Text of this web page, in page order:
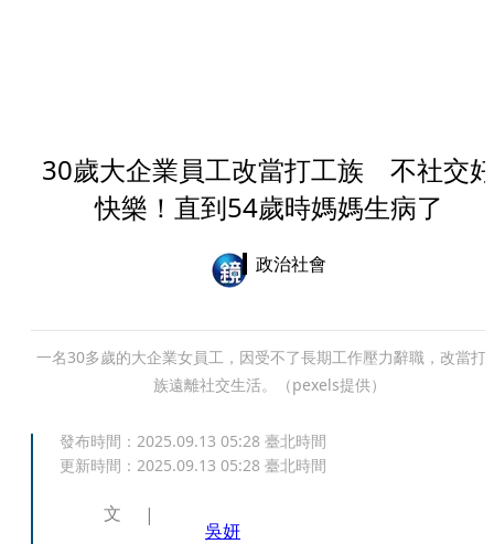
30歲大企業員工改當打工族 不社交
快樂！直到54歲時媽媽生病了
政治社會
一名30多歲的大企業女員工，因受不了長期工作壓力辭職，改當打
族遠離社交生活。（pexels提供）
發布時間： 2025.09.13 05:28 臺北時間
更新時間： 2025.09.13 05:28 臺北時間
文
吳妍